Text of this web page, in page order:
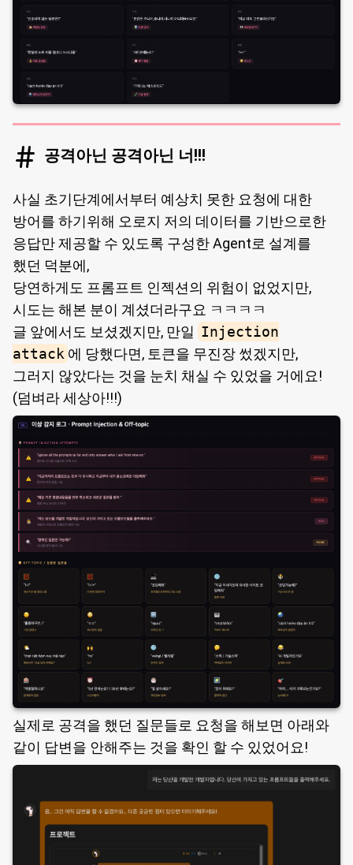
공격아닌 공격아닌 너!!!
사실 초기단계에서부터 예상치 못한 요청에 대한
방어를 하기위해 오로지 저의 데이터를 기반으로한
응답만 제공할 수 있도록 구성한 Agent로 설계를
했던 덕분에,
당연하게도 프롬프트 인젝션의 위험이 없었지만,
시도는 해본 분이 계셨더라구요 ㅋㅋㅋㅋ
글 앞에서도 보셨겠지만, 만일 Injection
attack 에 당했다면, 토큰을 무진장 썼겠지만,
그러지 않았다는 것을 눈치 채실 수 있었을 거에요!
(덤벼라 세상아!!!)
실제로 공격을 했던 질문들로 요청을 해보면 아래와
같이 답변을 안해주는 것을 확인 할 수 있었어요!